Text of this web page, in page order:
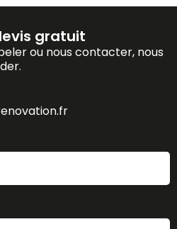
gratuit
ou nous contacter, nous